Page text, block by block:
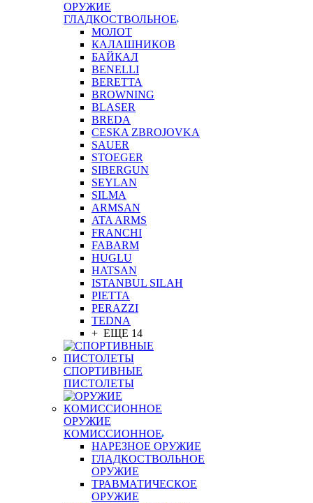
ОРУЖИЕ
ГЛАДКОСТВОЛЬНОЕ
МОЛОТ
КАЛАШНИКОВ
БАЙКАЛ
BENELLI
BERETTA
BROWNING
BLASER
BREDA
CESKA ZBROJOVKA
SAUER
STOEGER
SIBERGUN
SEYLAN
SILMA
ARMSAN
ATA ARMS
FRANCHI
FABARM
HUGLU
HATSAN
ISTANBUL SILAH
PIETTA
PERAZZI
TEDNA
+ ЕЩЕ 14
СПОРТИВНЫЕ
ПИСТОЛЕТЫ
ОРУЖИЕ
КОМИССИОННОЕ
НАРЕЗНОЕ ОРУЖИЕ
ГЛАДКОСТВОЛЬНОЕ
ОРУЖИЕ
ТРАВМАТИЧЕСКОЕ
ОРУЖИЕ